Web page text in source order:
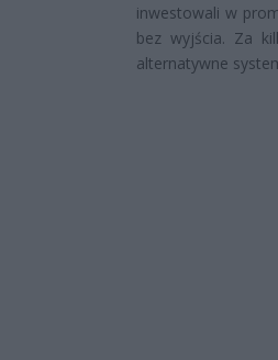
inwestowali w
bez wyjścia. Za
alternatywne